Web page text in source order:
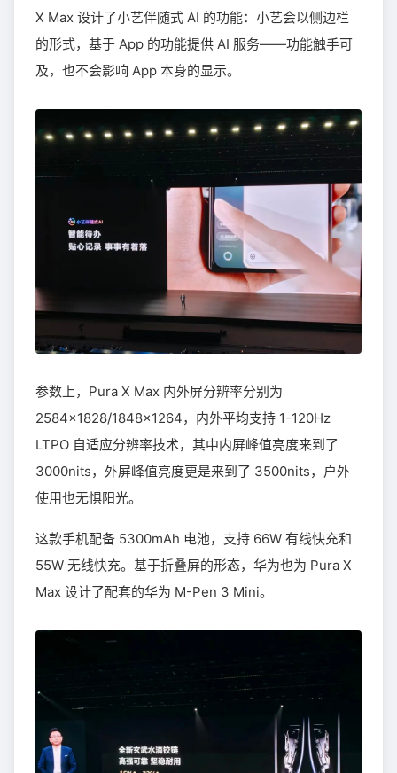
X Max 设计了小艺伴随式 AI 的功能：小艺会以侧边栏
的形式，基于 App 的功能提供 AI 服务——功能触手可
及，也不会影响 App 本身的显示。
参数上，Pura X Max 内外屏分辨率分别为
2584×1828/1848×1264，内外平均支持 1-120Hz
LTPO 自适应分辨率技术，其中内屏峰值亮度来到了
3000nits，外屏峰值亮度更是来到了 3500nits，户外
使用也无惧阳光。
这款手机配备 5300mAh 电池，支持 66W 有线快充和
55W 无线快充。基于折叠屏的形态，华为也为 Pura X
Max 设计了配套的华为 M-Pen 3 Mini。